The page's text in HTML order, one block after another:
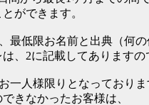
ができます。
最低限お名前と出典（何
、2に記載してありますの
一人様限りとなっておりま
きなかったお客様は、